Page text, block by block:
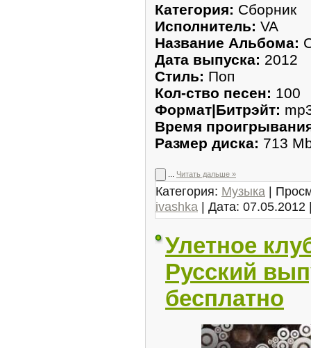
Категория: Сборник
Исполнитель: VA
Название Альбома:
Дата выпуска: 2012
Стиль: Поп
Кол-ство песен: 100
Формат|Битрэйт:
Время
Размер диска: 713
Читать дальше »
Категория: Музыка |
ivashka | Дата: 07.05.2012
Улетное
Русский
бесплатно